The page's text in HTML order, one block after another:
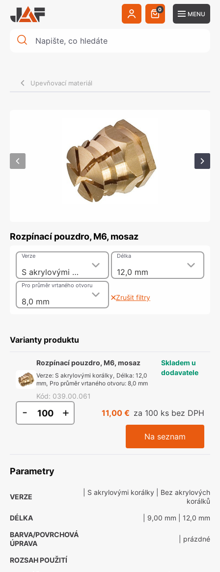
0
MENU
Upevňovací materiál
Rozpínací pouzdro, M6, mosaz
S akrylovými korálky
Verze
12,0 mm
Délka
8,0 mm
Pro průměr vrtaného otvoru
Zrušit filtry
Varianty produktu
Rozpínací pouzdro, M6, mosaz
Verze: S akrylovými korálky, Délka:12,0
mm, Pro průměr vrtaného otvoru:8,0 mm
Kód: 039.00.061
Skladem u
dodavatele
- + 11,00 € za 100 ks bez DPH
Na seznam
Parametry
VERZE
| S akrylovými korálky | Bez akrylových
korálků
DÉLKA
| 9,00 mm | 12,0 mm
BARVA/POVRCHOVÁ
ÚPRAVA
| prázdné
ROZSAH POUŽITÍ